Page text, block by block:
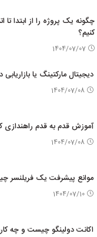
چگونه یک پروژه را از ابتدا تا
کنیم؟
1404/07/07
دیجیتال مارکتینگ یا
1404/07/08
آموزش قدم به قدم راهندازی
1404/07/08
موانع پیشرفت یک فریلنسر
1404/07/10
اکانت دولینگو چیست و چه